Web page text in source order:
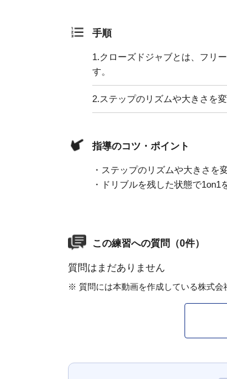
手順
1.クローズドジャブとは、フリ
す。
2.ステップのリズムや大きさを
指導のコツ・ポイント
・ステップのリズムや大きさを
・ドリブルを残した状態で1on1
この練習への質問（0件）
質問はまだありません
※ 質問には本動画を作成している株式会